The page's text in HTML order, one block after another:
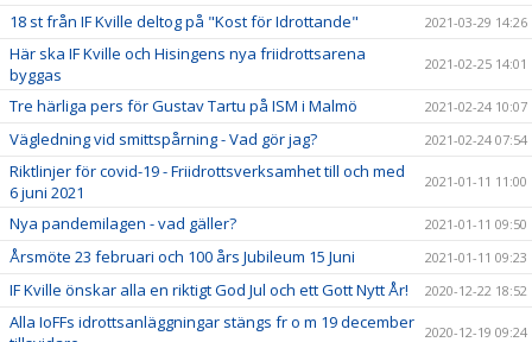
18 st från IF Kville deltog på "Kost för Idrottande" 2021-03-29 14:26
Här ska IF Kville och Hisingens nya friidrottsarena
byggas
2021-02-25 14:01
Tre härliga pers för Gustav Tartu på ISM i Malmö 2021-02-24 10:07
Vägledning vid smittspårning - Vad gör jag? 2021-02-24 07:54
Riktlinjer för covid-19 - Friidrottsverksamhet till och med
6 juni 2021
2021-01-11 11:00
Nya pandemilagen - vad gäller? 2021-01-11 09:50
Årsmöte 23 februari och 100 års Jubileum 15 Juni 2021-01-11 09:23
IF Kville önskar alla en riktigt God Jul och ett Gott Nytt År! 2020-12-22 18:52
Alla IoFFs idrottsanläggningar stängs fr o m 19 december 2020-12-19 09:24